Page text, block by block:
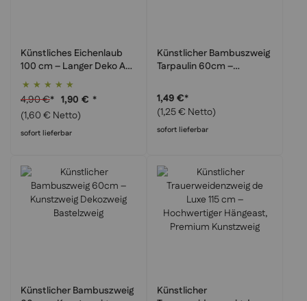
Künstliches Eichenlaub
100 cm – Langer Deko Ast
mit Eichenblättern für
herbstliche Optik
Bewertung:
100%
4,90 €* 1,90 € *
(1,60 € Netto)
sofort lieferbar
Künstlicher Bambuszweig
Tarpaulin 60cm –
Dekozweig
1,49 €*
(1,25 € Netto)
sofort lieferbar
Künstlicher Bambuszweig
Künstlicher